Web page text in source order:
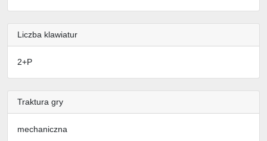
Liczba klawiatur
2+P
Traktura gry
mechaniczna